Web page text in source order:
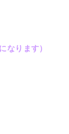
なります）